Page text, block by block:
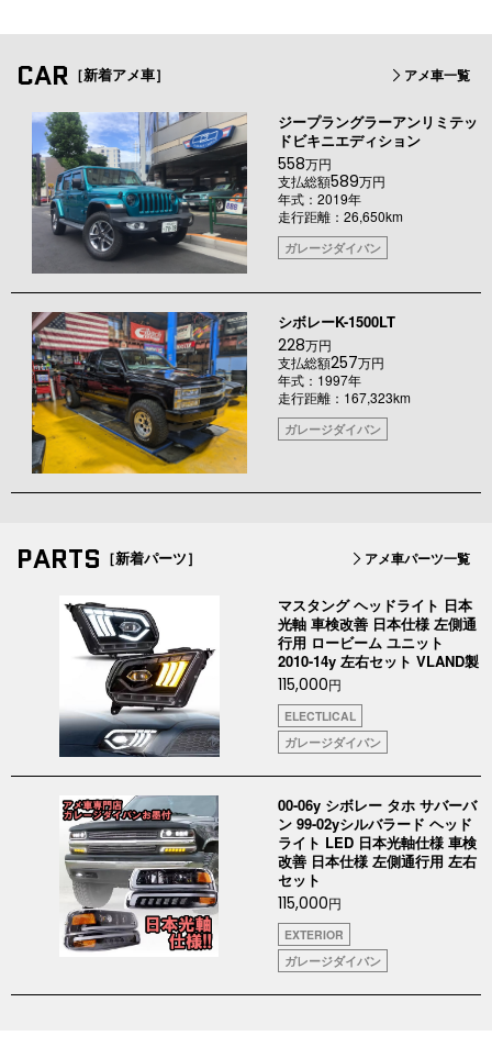
CAR ［新着アメ車］ アメ車一覧
ジープラングラーアンリミテッ
ドビキニエディション
558万円
支払総額589万円
年式：2019年
走行距離：26,650km
ガレージダイバン
シボレーK-1500LT
228万円
支払総額257万円
年式：1997年
走行距離：167,323km
ガレージダイバン
PARTS ［新着パーツ］ アメ車パーツ一覧
マスタング ヘッドライト 日本
光軸 車検改善 日本仕様 左側通
行用 ロービーム ユニット
2010-14y 左右セット VLAND製
115,000円
ELECTLICAL
ガレージダイバン
00-06y シボレー タホ サバーバ
ン 99-02yシルバラード ヘッド
ライト LED 日本光軸仕様 車検
改善 日本仕様 左側通行用 左右
セット
115,000円
EXTERIOR
ガレージダイバン